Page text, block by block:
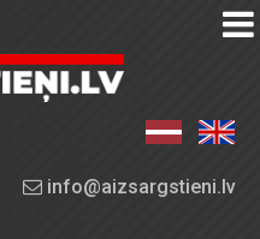
info@aizsargstieni.lv